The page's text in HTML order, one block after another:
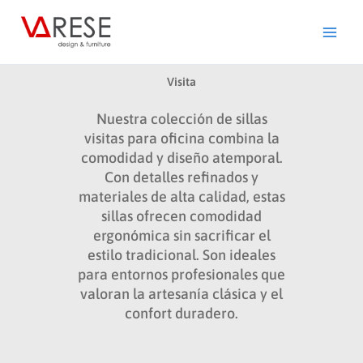
Visita
Nuestra colección de sillas
visitas para oficina combina la
comodidad y diseño atemporal.
Con detalles refinados y
materiales de alta calidad, estas
sillas ofrecen comodidad
ergonómica sin sacrificar el
estilo tradicional. Son ideales
para entornos profesionales que
valoran la artesanía clásica y el
confort duradero.